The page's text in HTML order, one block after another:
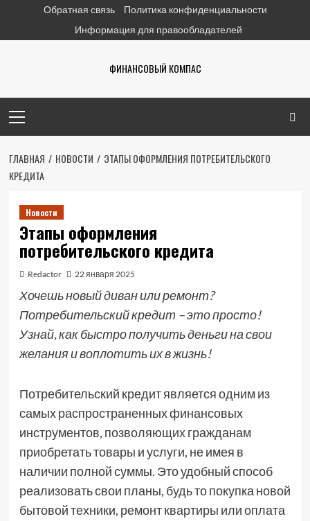
содержимому
Обратная связь
Политика конфиденциальности
Информация для правообладателей
ФИНАНСОВЫЙ КОМПАС
меню
ГЛАВНАЯ НОВОСТИ
ЭТАПЫ ОФОРМЛЕНИЯ ПОТРЕБИТЕЛЬСКОГО
КРЕДИТА
Новости
Этапы оформления
потребительского кредита
Redactor 22 января 2025
Хочешь новый диван или ремонт?
Потребительский кредит – это просто!
Узнай, как быстро получить деньги на свои
желания и воплотить их в жизнь!
Потребительский кредит является одним из
самых распространенных финансовых
инструментов, позволяющих гражданам
приобретать товары и услуги, не имея в
наличии полной суммы. Это удобный способ
реализовать свои планы, будь то покупка новой
бытовой техники, ремонт квартиры или оплата